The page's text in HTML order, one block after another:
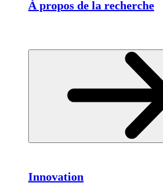
À propos de la recherche
Innovation